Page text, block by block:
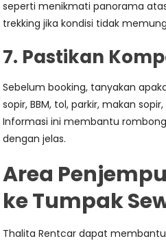
seperti menikmati panorama
trekking jika kondisi tidak
7. Pastikan
Sebelum booking, tanyakan
sopir, BBM, tol, parkir, makan
Informasi ini membantu
dengan jelas.
Area
ke Tumpak
Thalita Rentcar dapat